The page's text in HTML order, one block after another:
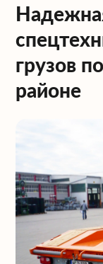
грузов
районе